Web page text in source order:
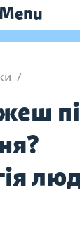
Menu
/